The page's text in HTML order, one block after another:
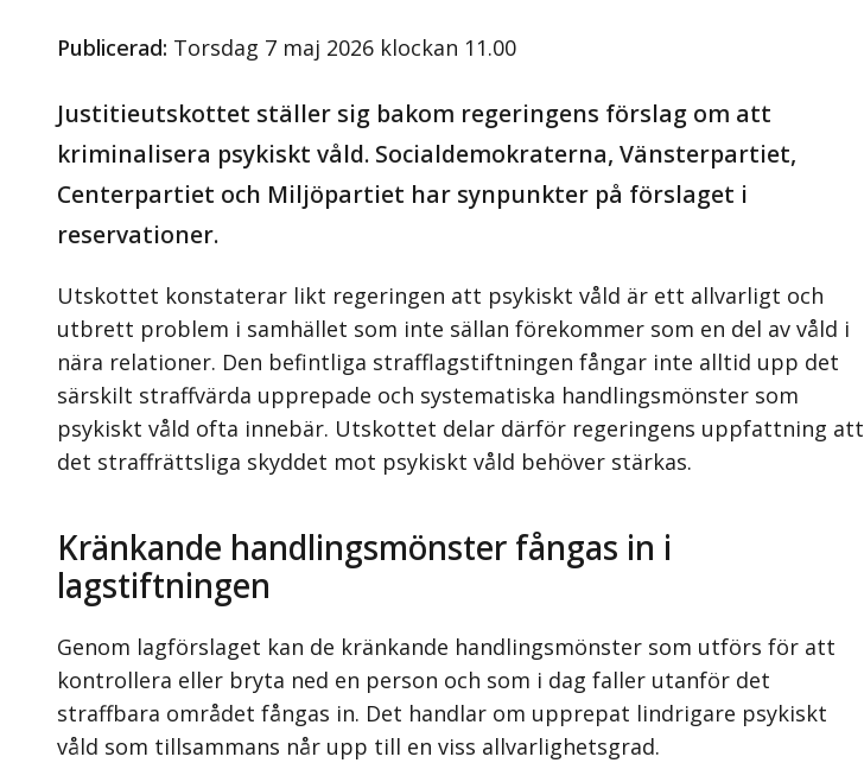
Publicerad: Torsdag 7 maj 2026 klockan 11.00
Justitieutskottet ställer sig bakom regeringens förslag om att
kriminalisera psykiskt våld. Socialdemokraterna, Vänsterpartiet,
Centerpartiet och Miljöpartiet har synpunkter på förslaget i
reservationer.
Utskottet konstaterar likt regeringen att psykiskt våld är ett allvarligt och
utbrett problem i samhället som inte sällan förekommer som en del av våld i
nära relationer. Den befintliga strafflagstiftningen fångar inte alltid upp det
särskilt straffvärda upprepade och systematiska handlingsmönster som
psykiskt våld ofta innebär. Utskottet delar därför regeringens uppfattning att
det straffrättsliga skyddet mot psykiskt våld behöver stärkas.
Kränkande handlingsmönster fångas in i
lagstiftningen
Genom lagförslaget kan de kränkande handlingsmönster som utförs för att
kontrollera eller bryta ned en person och som i dag faller utanför det
straffbara området fångas in. Det handlar om upprepat lindrigare psykiskt
våld som tillsammans når upp till en viss allvarlighetsgrad.